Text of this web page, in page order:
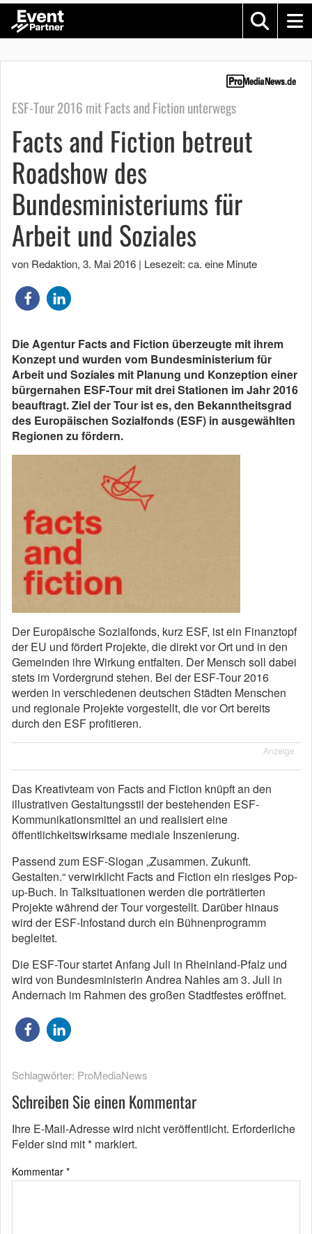
ESF-Tour 2016 mit Facts and Fiction unterwegs
Facts and Fiction betreut
Roadshow des
Bundesministeriums für
Arbeit und Soziales
von Redaktion, 3. Mai 2016 | Lesezeit: ca. eine Minute
Die Agentur Facts and Fiction überzeugte mit ihrem
Konzept und wurden vom Bundesministerium für
Arbeit und Soziales mit Planung und Konzeption einer
bürgernahen ESF-Tour mit drei Stationen im Jahr 2016
beauftragt. Ziel der Tour ist es, den Bekanntheitsgrad
des Europäischen Sozialfonds (ESF) in ausgewählten
Regionen zu fördern.
Der Europäische Sozialfonds, kurz ESF, ist ein Finanztopf
der EU und fördert Projekte, die direkt vor Ort und in den
Gemeinden ihre Wirkung entfalten. Der Mensch soll dabei
stets im Vordergrund stehen. Bei der ESF-Tour 2016
werden in verschiedenen deutschen Städten Menschen
und regionale Projekte vorgestellt, die vor Ort bereits
durch den ESF profitieren.
Anzeige
Das Kreativteam von Facts and Fiction knüpft an den
illustrativen Gestaltungsstil der bestehenden ESF-
Kommunikationsmittel an und realisiert eine
öffentlichkeitswirksame mediale Inszenierung.
Passend zum ESF-Slogan „Zusammen. Zukunft.
Gestalten.“ verwirklicht Facts and Fiction ein riesiges Pop-
up-Buch. In Talksituationen werden die porträtierten
Projekte während der Tour vorgestellt. Darüber hinaus
wird der ESF-Infostand durch ein Bühnenprogramm
begleitet.
Die ESF-Tour startet Anfang Juli in Rheinland-Pfalz und
wird von Bundesministerin Andrea Nahles am 3. Juli in
Andernach im Rahmen des großen Stadtfestes eröffnet.
Schlagwörter: ProMediaNews
Schreiben Sie einen Kommentar
Ihre E-Mail-Adresse wird nicht veröffentlicht. Erforderliche
Felder sind mit* markiert.
Kommentar *